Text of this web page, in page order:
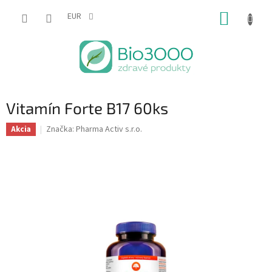
EUR
Vitamín Forte B17 60ks
Akcia Značka: Pharma Activ s.r.o.